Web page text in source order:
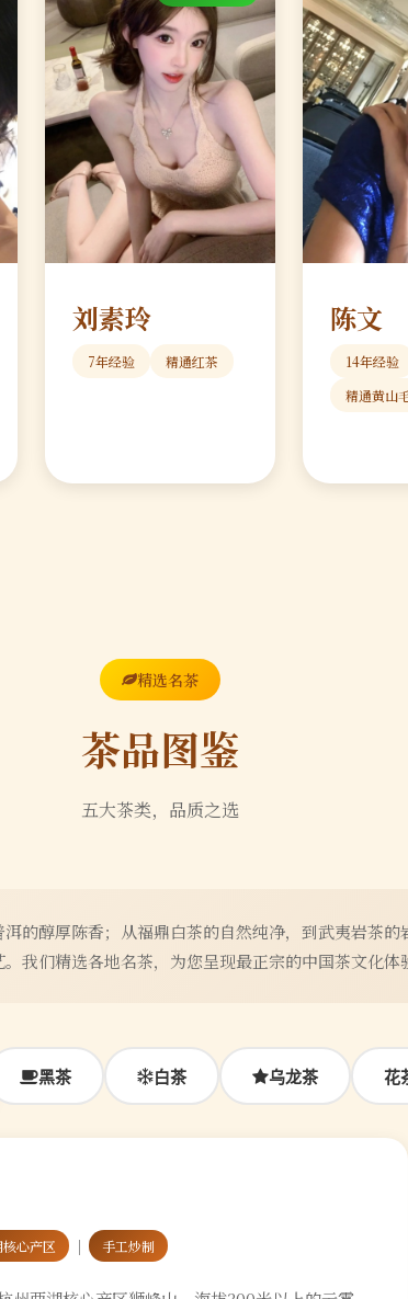
刘素玲
7年经验 精通红茶
陈文
14年经验
精通黄山
精选名茶
茶品图鉴
五大茶类，品质之选
的醇厚陈香；从福鼎白茶的自然纯净，到武夷岩茶
我们精选各地名茶，为您呈现最正宗的中国茶文化体
黑茶 白茶 乌龙茶 花
心产区 ｜ 手工炒制